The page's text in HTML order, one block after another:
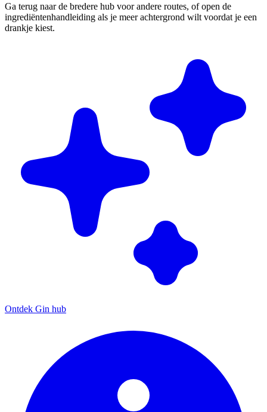
Ga terug naar de bredere hub voor andere routes, of open de
ingrediëntenhandleiding als je meer achtergrond wilt voordat je een
drankje kiest.
Ontdek Gin hub